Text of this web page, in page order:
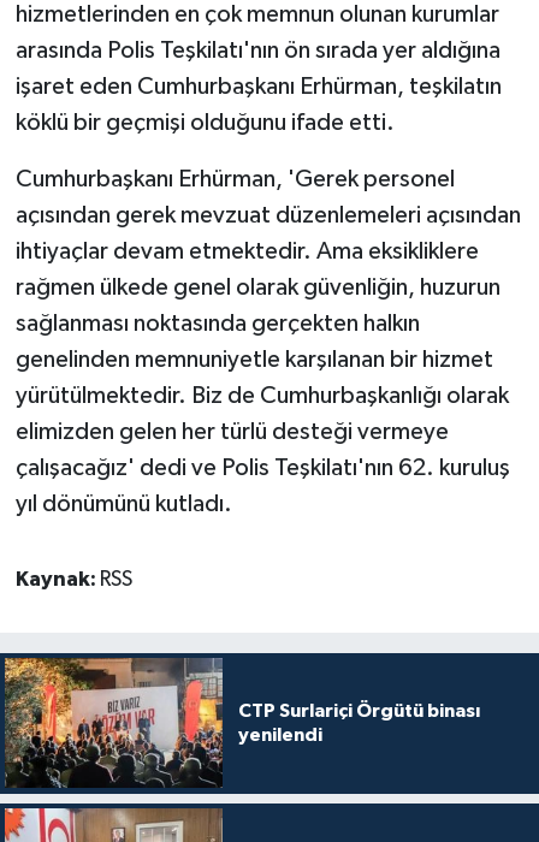
hizmetlerinden en çok memnun olunan kurumlar
arasında Polis Teşkilatı'nın ön sırada yer aldığına
işaret eden Cumhurbaşkanı Erhürman, teşkilatın
köklü bir geçmişi olduğunu ifade etti.
Cumhurbaşkanı Erhürman, 'Gerek personel
açısından gerek mevzuat düzenlemeleri açısından
ihtiyaçlar devam etmektedir. Ama eksikliklere
rağmen ülkede genel olarak güvenliğin, huzurun
sağlanması noktasında gerçekten halkın
genelinden memnuniyetle karşılanan bir hizmet
yürütülmektedir. Biz de Cumhurbaşkanlığı olarak
elimizden gelen her türlü desteği vermeye
çalışacağız' dedi ve Polis Teşkilatı'nın 62. kuruluş
yıl dönümünü kutladı.
Kaynak: RSS
CTP Surlariçi Örgütü binası
yenilendi